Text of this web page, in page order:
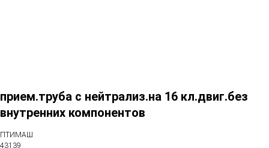
прием.труба с нейтрализ.на 16 кл.двиг.без
внутренних компонентов
ПТИМАШ
43139